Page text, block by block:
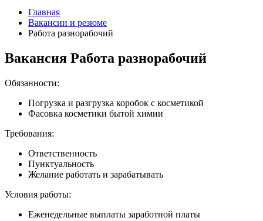
Главная
Вакансии и резюме
Работа разнорабочий
Вакансия Работа разнорабочий
Обязанности:
Погрузка и разгрузка коробок с косметикой
Фасовка косметики бытой химии
Требования:
Ответственность
Пунктуальность
Желание работать и зарабатывать
Условия работы:
Еженедельные выплаты заработной платы